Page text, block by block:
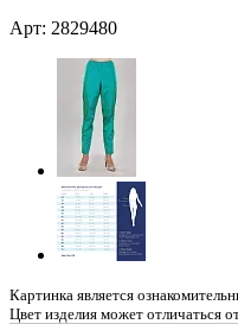
Арт: 2829480
Картинка является
Цвет изделия может отличаться